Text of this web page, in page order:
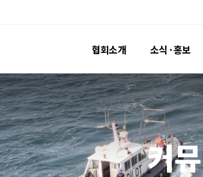
인사말
연혁 · 조직
명예도선사